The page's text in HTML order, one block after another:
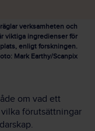
verksamheten och
viktiga ingredienser för
enligt forskningen.
Mark Earthy/Scanpix
om vad ett
förutsättningar